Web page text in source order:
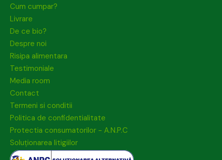
Cum cumpar?
Livrare
De ce bio?
Despre noi
Risipa alimentara
Testimoniale
Media room
Contact
Termeni si conditii
Politica de confidentialitate
Protectia consumatorilor - A.N.P.C
Soluționarea litigiilor